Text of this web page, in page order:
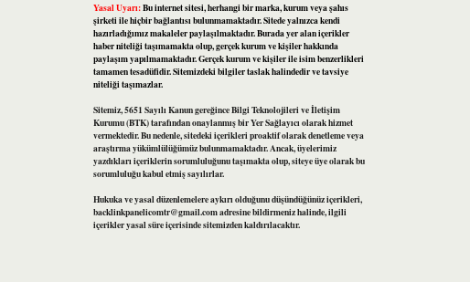
Yasal Uyarı:Bu internet sitesi, herhangi bir marka, kurum veya şahıs
şirketi ile hiçbir bağlantısı bulunmamaktadır. Sitede yalnızca kendi
hazırladığımız makaleler paylaşılmaktadır. Burada yer alan içerikler
haber niteliği taşımamakta olup, gerçek kurum ve kişiler hakkında
paylaşım yapılmamaktadır. Gerçek kurum ve kişiler ile isim benzerlikleri
tamamen tesadüfidir. Sitemizdeki bilgiler taslak halindedir ve tavsiye
niteliği taşımazlar.
Sitemiz, 5651 Sayılı Kanun gereğince Bilgi Teknolojileri ve İletişim
Kurumu (BTK) tarafından onaylanmış bir Yer Sağlayıcı olarak hizmet
vermektedir. Bu nedenle, sitedeki içerikleri proaktif olarak denetleme veya
araştırma yükümlülüğümüz bulunmamaktadır. Ancak, üyelerimiz
yazdıkları içeriklerin sorumluluğunu taşımakta olup, siteye üye olarak bu
sorumluluğu kabul etmiş sayılırlar.
Hukuka ve yasal düzenlemelere aykırı olduğunu düşündüğünüz içerikleri,
backlinkpanelicomtr@gmail.comadresine bildirmeniz halinde, ilgili
içerikler yasal süre içerisinde sitemizden kaldırılacaktır.